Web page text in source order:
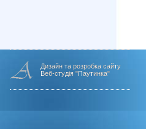
Дизайн та розробка сайту
Веб-студія "Паутинка"